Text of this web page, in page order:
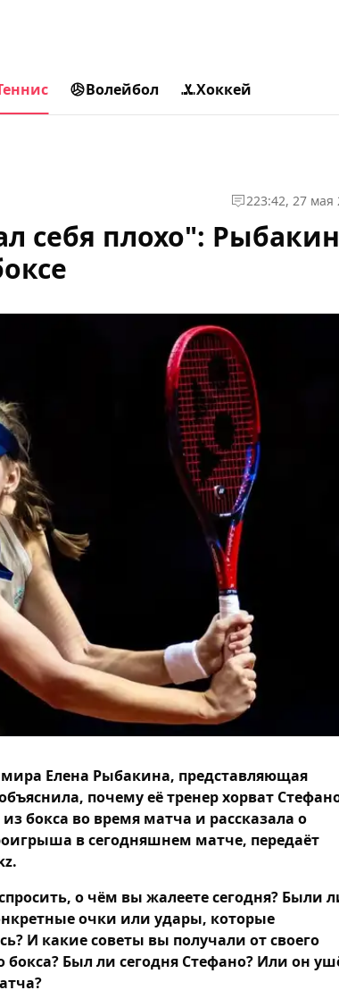
Волейбол Хоккей
223:42, 27 мая
себя плохо":
мира Елена Рыбакина, представляющая
почему её тренер хорват
бокса во время матча и рассказала о
в сегодняшнем матче, передаёт
о чём вы жалеете сегодня? Были
очки или удары, которые
И какие советы вы получали от своего
бокса? Был ли сегодня Стефано? Или он